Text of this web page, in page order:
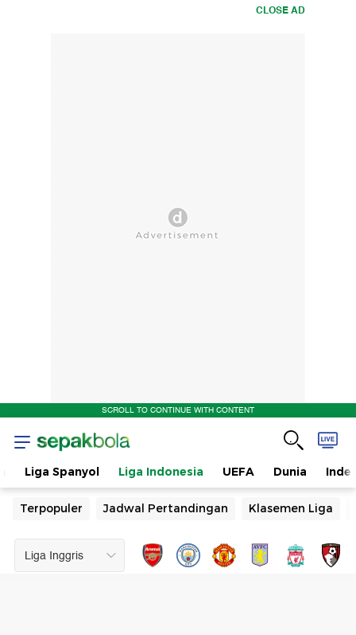
CLOSE AD
SCROLL TO CONTINUE WITH CONTENT
Liga Spanyol Liga Indonesia UEFA Dunia
Terpopuler Jadwal Pertandingan Klasemen Liga